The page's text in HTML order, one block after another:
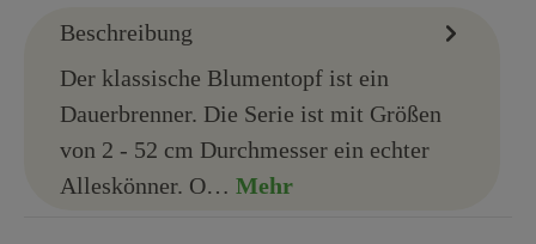
Beschreibung
Der klassische Blumentopf ist ein
Dauerbrenner. Die Serie ist mit Größen
von 2 - 52 cm Durchmesser ein echter
Alleskönner. O… Mehr